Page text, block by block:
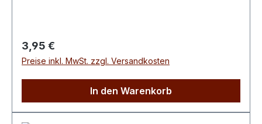
Überzugsmittel: Bienenwachs, weiß und gelb,
Carnaubawachs100 g enthalten
durchschnittlich: Energie 1437 kJ / 338 kcal Fett
0,1 g davon gesättigte Fettsäuren 0,1 g
Kohlenhydrate 77 g davon Zucker 43 g Eiweiß
6,2 g Salz 0,2 g
Regulärer Preis:
3,95 €
Preise inkl. MwSt. zzgl. Versandkosten
In den Warenkorb